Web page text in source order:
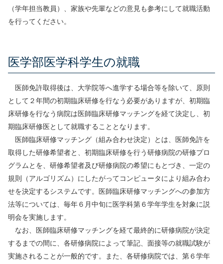
（学年担当教員）、家族や先輩などの意見も参考にして就職活動
を行ってください。
医学部医学科学生の就職
医師免許取得後は、大学院等へ進学する場合等を除いて、原則
として２年間の初期臨床研修を行なう必要がありますが、初期臨
床研修を行なう病院は医師臨床研修マッチングを経て決定し、初
期臨床研修医として就職することとなります。
医師臨床研修マッチング（組み合わせ決定）とは、医師免許を
取得した研修希望者と、初期臨床研修を行う研修病院の研修プロ
グラムとを、研修希望者及び研修病院の希望にもとづき、一定の
規則（アルゴリズム）にしたがってコンピュータにより組み合わ
せを決定するシステムです。医師臨床研修マッチングへの参加方
法等については、毎年６月中旬に医学科第６学年学生を対象に説
明会を実施します。
なお、医師臨床研修マッチングを経て最終的に研修病院が決定
するまでの間に、各研修病院によって筆記、面接等の就職試験が
実施されることが一般的です。また、各研修病院では、第６学年